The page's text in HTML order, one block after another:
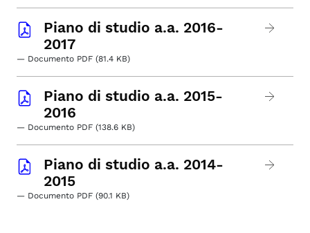
Piano di studio a.a. 2016-
2017
— Documento PDF (81.4 KB)
Piano di studio a.a. 2015-
2016
— Documento PDF (138.6 KB)
Piano di studio a.a. 2014-
2015
— Documento PDF (90.1 KB)